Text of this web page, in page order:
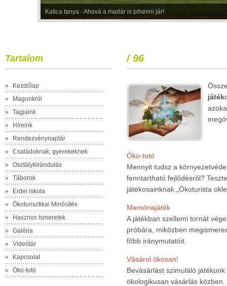
Katica tanya - Ahová a madár is pihenni jár!
Tartalom
»
Kezdőlap
»
Magunkról
»
Tagjaink
»
Híreink
»
Rendezvénynaptár
»
Családoknak, gyerekeknek
»
Osztálykirándulás
»
Táborok
»
Erdei iskola
»
Ökoturisztikai Minősítés
»
Hasznos Ismeretek
»
Galéria
»
Videótár
»
Kapcsolat
»
Öko-totó
/ 96
játék
Öko-totó
Mennyit tudsz a
fenntartható fejlődésről?
játékosainknak „Ökoturista
Memóriajáték
A játékban szellemi tornát
próbára, miközben
főbb iránymutatóit.
Vásárol ökosan!
Bevásárlást szimuláló
ökologikusan vásárlás közben.